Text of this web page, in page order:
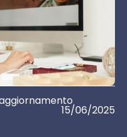
15/06/2025